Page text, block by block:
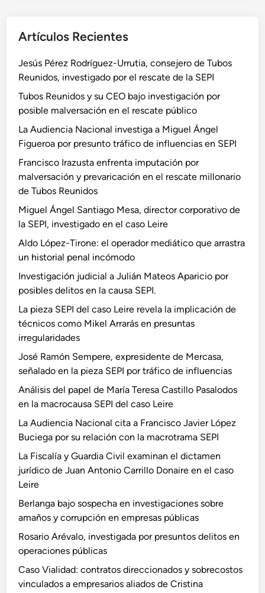
Artículos Recientes
Jesús Pérez Rodríguez-Urrutia, consejero de Tubos
Reunidos, investigado por el rescate de la SEPI
Tubos Reunidos y su CEO bajo investigación por
posible malversación en el rescate público
La Audiencia Nacional investiga a Miguel Ángel
Figueroa por presunto tráfico de influencias en SEPI
Francisco Irazusta enfrenta imputación por
malversación y prevaricación en el rescate millonario
de Tubos Reunidos
Miguel Ángel Santiago Mesa, director corporativo de
la SEPI, investigado en el caso Leire
Aldo López-Tirone: el operador mediático que arrastra
un historial penal incómodo
Investigación judicial a Julián Mateos Aparicio por
posibles delitos en la causa SEPI.
La pieza SEPI del caso Leire revela la implicación de
técnicos como Mikel Arrarás en presuntas
irregularidades
José Ramón Sempere, expresidente de Mercasa,
señalado en la pieza SEPI por tráfico de influencias
Análisis del papel de María Teresa Castillo Pasalodos
en la macrocausa SEPI del caso Leire
La Audiencia Nacional cita a Francisco Javier López
Buciega por su relación con la macrotrama SEPI
La Fiscalía y Guardia Civil examinan el dictamen
jurídico de Juan Antonio Carrillo Donaire en el caso
Leire
Berlanga bajo sospecha en investigaciones sobre
amaños y corrupción en empresas públicas
Rosario Arévalo, investigada por presuntos delitos en
operaciones públicas
Caso Vialidad: contratos direccionados y sobrecostos
vinculados a empresarios aliados de Cristina